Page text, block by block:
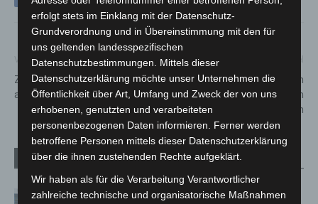
Vorheriger Artikel
Zwei PKW in Immensen völlig
ausgebrannt
Auffälliger Porsche in
Hannover-Südstadt gestohlen
– Polizei sucht Zeugen
Verwandte Artikel Mehr vom Autor
Niedersachsen: Feuerwehrkräfte
erfolgt stets im Einklang mit der Datenschutz-
Grundverordnung und in Übereinstimmung mit den für
uns geltenden landesspezifischen
Datenschutzbestimmungen. Mittels dieser
Datenschutzerklärung möchte unser Unternehmen die
Öffentlichkeit über Art, Umfang und Zweck der von uns
erhobenen, genutzten und verarbeiteten
personenbezogenen Daten informieren. Ferner werden
betroffene Personen mittels dieser Datenschutzerklärung
über die ihnen zustehenden Rechte aufgeklärt.
Wir haben als für die Verarbeitung Verantwortlicher
zahlreiche technische und organisatorische Maßnahmen